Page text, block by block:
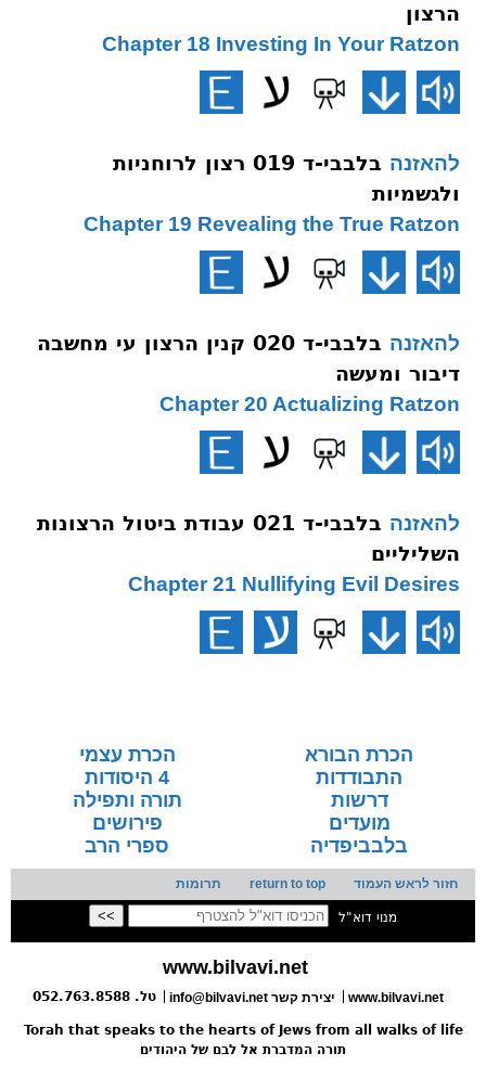
הרצון
Chapter 18 Investing In Your Ratzon
להאזנה
בלבבי-ד 019 רצון לרוחניות
ולגשמיות
Chapter 19 Revealing the True Ratzon
להאזנה
בלבבי-ד 020 קנין הרצון עי מחשבה
דיבור ומעשה
Chapter 20 Actualizing Ratzon
להאזנה
בלבבי-ד 021 עבודת ביטול הרצונות
השליליים
Chapter 21 Nullifying Evil Desires
הכרת הבורא
הכרת עצמי
התבודדות
4 היסודות
דרשות
תורה ותפילה
מועדים
פירושים
בלבביפדיה
ספרי הרב
חזור לראש העמוד return to top תרומות
מנוי דוא"ל
www.bilvavi.net
www.bilvavi.net
info@bilvavi.net יצירת קשר טל. 052.763.8588
Torah that speaks to the hearts of Jews from all walks of life
תורה המדברת אל לבם של היהודים